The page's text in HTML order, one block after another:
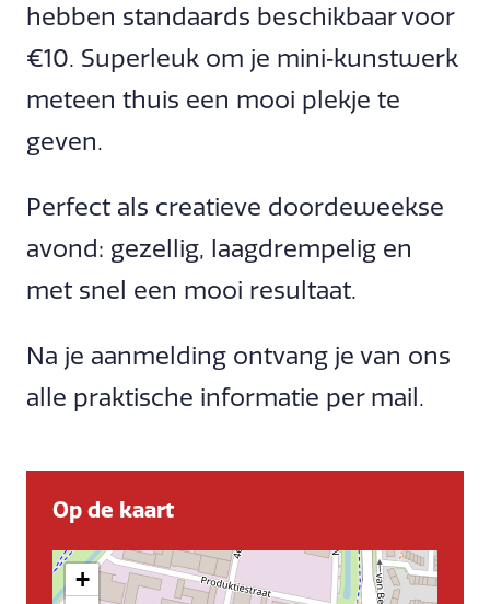
hebben standaards beschikbaar voor
€10. Superleuk om je mini‑kunstwerk
meteen thuis een mooi plekje te
geven.
Perfect als creatieve doordeweekse
avond: gezellig, laagdrempelig en
met snel een mooi resultaat.
Na je aanmelding ontvang je van ons
alle praktische informatie per mail.
Op de kaart
+